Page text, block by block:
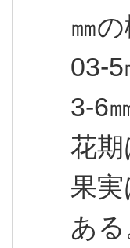
㎜
03-
3-6
花期
果
ある